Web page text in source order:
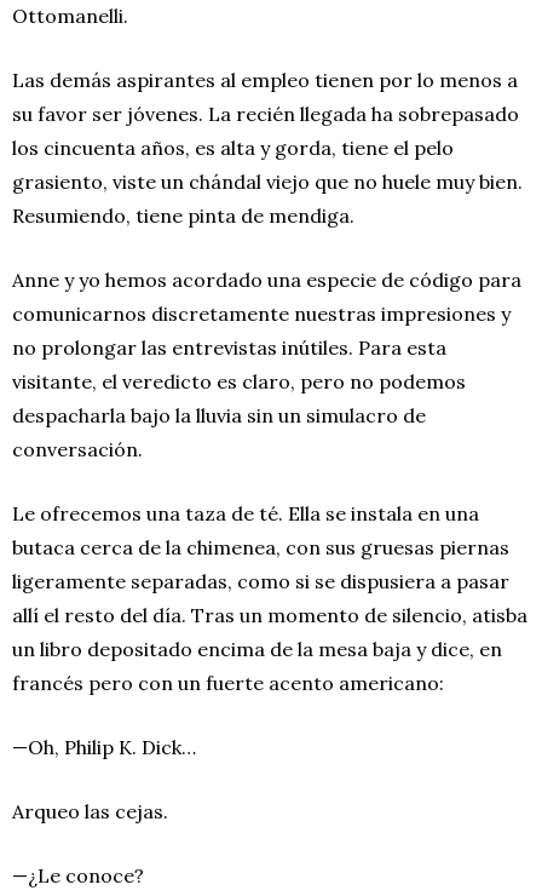
Ottomanelli.
Las demás aspirantes al empleo tienen por lo menos a
su favor ser jóvenes. La recién llegada ha sobrepasado
los cincuenta años, es alta y gorda, tiene el pelo
grasiento, viste un chándal viejo que no huele muy bien.
Resumiendo, tiene pinta de mendiga.
Anne y yo hemos acordado una especie de código para
comunicarnos discretamente nuestras impresiones y
no prolongar las entrevistas inútiles. Para esta
visitante, el veredicto es claro, pero no podemos
despacharla bajo la lluvia sin un simulacro de
conversación.
Le ofrecemos una taza de té. Ella se instala en una
butaca cerca de la chimenea, con sus gruesas piernas
ligeramente separadas, como si se dispusiera a pasar
allí el resto del día. Tras un momento de silencio, atisba
un libro depositado encima de la mesa baja y dice, en
francés pero con un fuerte acento americano:
—Oh, Philip K. Dick…
Arqueo las cejas.
—¿Le conoce?